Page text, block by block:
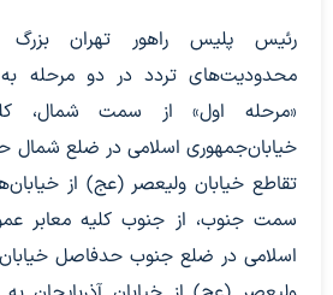
رئیس پلیس راهور تهران
محدودیت‌های تردد در دو مرحله
«مرحله اول» از سمت شمال،
خیابان‌جمهوری اسلامی در ضلع شمال
تقاطع خیابان ولیعصر (عج) از
سمت جنوب، از جنوب کلیه معابر
اسلامی در ضلع جنوب حدفاصل خیابان